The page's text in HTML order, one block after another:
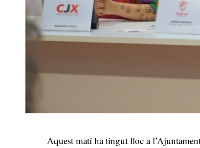
Aquest matí ha tingut lloc a